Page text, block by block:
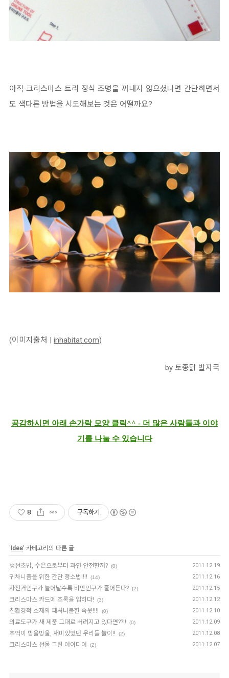
아직 크리스마스 트리 장식 조명을 꺼내지 않으셨나면 간단하면서
도 색다른 방법을 시도해보는 것은 어떨까요?
(이미지출처 | inhabitat.com)
by 토종닭 발자국
공감하시면 아래 손가락 모양 클릭^^ - 더 많은 사람들과 이야
기를 나눌 수 있습니다
8 구독하기
' Idea' 카테고리의 다른 글
생선초밥, 수은으로부터 과연 안전할까? (0) 2011.12.19
귀차니즘을 위한 간단 청소법!!!! (14) 2011.12.16
자전거인구가 늘어날수록 비만인구가 줄어든다? (2) 2011.12.15
크리스마스 카드에 초록을 입히다! (3) 2011.12.12
친환경적 소재의 패셔너블한 속옷!!!! (0) 2011.12.10
의료도구가 새 제품 그대로 버려지고 있다면??!! (0) 2011.12.09
추억이 방울방울, 재미있었던 우리들 놀이!! (2) 2011.12.08
크리스마스 선물 그린 아이디어 (2) 2011.12.07